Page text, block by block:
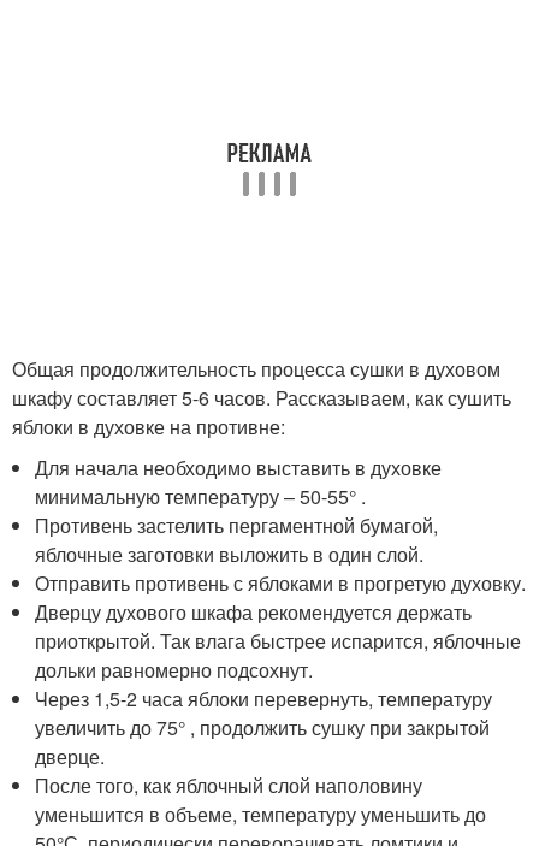
Общая продолжительность процесса сушки в духовом
шкафу составляет 5-6 часов. Рассказываем, как сушить
яблоки в духовке на противне:
Для начала необходимо выставить в духовке
минимальную температуру – 50-55° .
Противень застелить пергаментной бумагой,
яблочные заготовки выложить в один слой.
Отправить противень с яблоками в прогретую духовку.
Дверцу духового шкафа рекомендуется держать
приоткрытой. Так влага быстрее испарится, яблочные
дольки равномерно подсохнут.
Через 1,5-2 часа яблоки перевернуть, температуру
увеличить до 75° , продолжить сушку при закрытой
дверце.
После того, как яблочный слой наполовину
уменьшится в объеме, температуру уменьшить до